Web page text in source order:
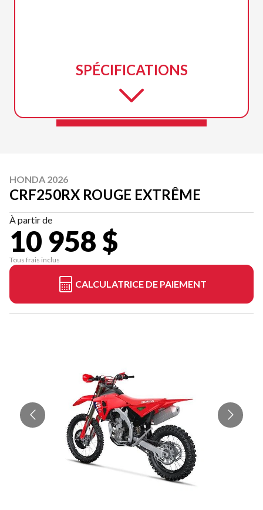
SPÉCIFICATIONS
HONDA 2026
CRF250RX ROUGE EXTRÊME
À partir de
10 958 $
Tous frais inclus
CALCULATRICE DE PAIEMENT